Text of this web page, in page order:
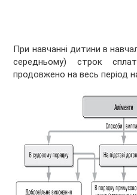
При навчанні дитини в
середньому) строк
продовжено на весь період